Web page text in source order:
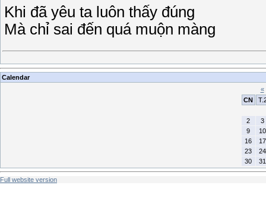
Khi đã yêu ta luôn thấy đúng
Mà chỉ sai đến quá muộn màng
Calendar
«
CN
2
3
9
10
16
17
23
24
30
31
Full website version